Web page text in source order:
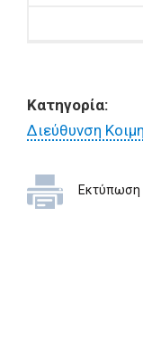
Κατηγορία:
Διεύθυνση
Εκτύπωση